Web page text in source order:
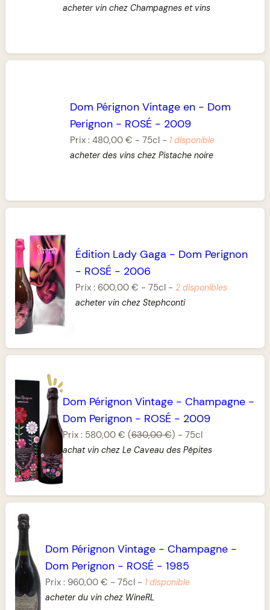
acheter vin chez Champagnes et vins
Dom Pérignon Vintage en- Dom
Perignon- ROSÉ- 2009
Prix : 480,00 € - 75cl- 1 disponible
acheter des vins chez Pistache noire
Édition Lady Gaga - Dom Perignon
- ROSÉ - 2006
Prix : 600,00 € -75cl -2 disponibles
acheter vin chez Stephconti
Dom Pérignon Vintage- Champagne-
Dom Perignon- ROSÉ- 2009
Prix : 580,00 € (630,00 €) - 75cl
achat vin chez Le Caveau des Pépites
Dom Pérignon Vintage- Champagne-
Dom Perignon- ROSÉ- 1985
Prix : 960,00 € - 75cl- 1 disponible
acheter du vin chez WineRL